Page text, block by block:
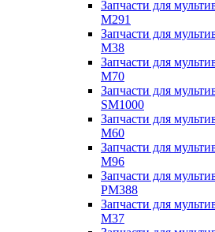
Запчасти для
M291
Запчасти для
M38
Запчасти для
M70
Запчасти для
SM1000
Запчасти для
M60
Запчасти для
M96
Запчасти для
PM388
Запчасти для
M37